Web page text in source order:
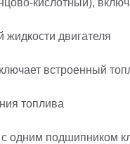
двигателя
встроенный
топлива
одним подшипником